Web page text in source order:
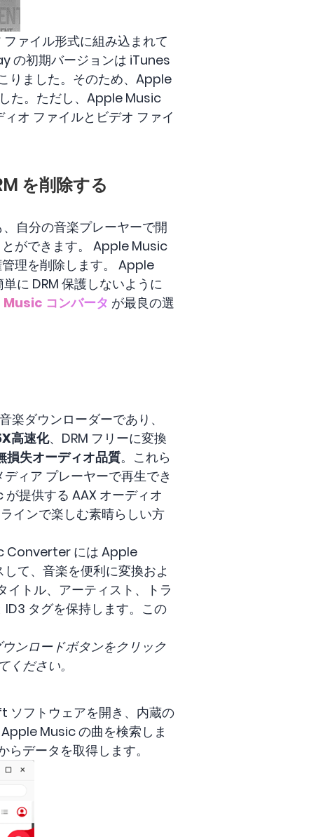
ァイル形式に組み込まれて
の初期バージョンは iTunes
りました。そのため、Apple
た。ただし、Apple Music
オ ファイルとビデオ ファイ
を削除する
自分の音楽プレーヤーで開
ができます。 Apple Music
理を削除します。 Apple
に DRM 保護しないように
コンバータ が最良の選
ダウンローダーであり、
高速化、DRM フリーに変換
損失オーディオ品質。これら
ィア プレーヤーで再生でき
提供する AAX オーディオ
インで楽しむ素晴らしい方
Converter には Apple
て、音楽を便利に変換およ
トル、アーティスト、トラ
タグを保持します。この
ンロードボタンをクリック
ださい。
ソフトウェアを開き、内蔵の
Music の曲を検索しま
データを取得します。